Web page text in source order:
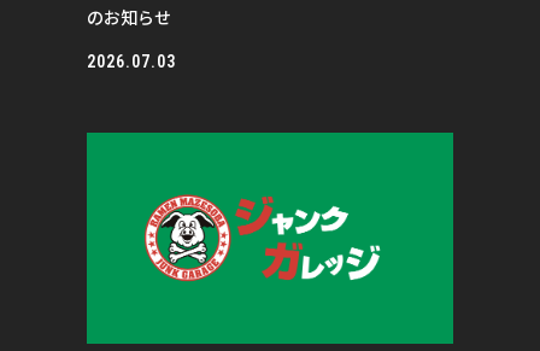
のお知らせ
2026.07.03